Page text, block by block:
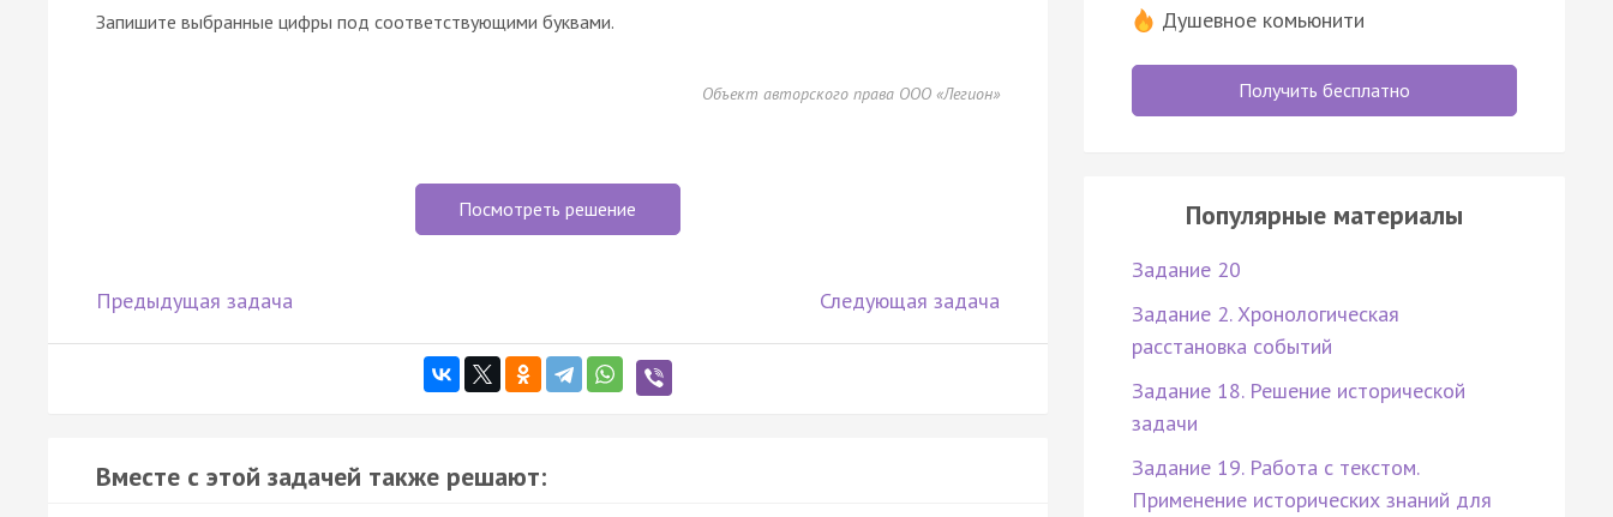
Запишите выбранные цифры под соответствующими буквами.
Объект авторского права ООО «Легион»
Посмотреть решение
Предыдущая задача Следующая задача
Вместе с этой задачей также решают:
Душевное комьюнити
Получить бесплатно
Популярные материалы
Задание 20
Задание 2. Хронологическая
расстановка событий
Задание 18. Решение исторической
задачи
Задание 19. Работа с текстом.
Применение исторических знаний для